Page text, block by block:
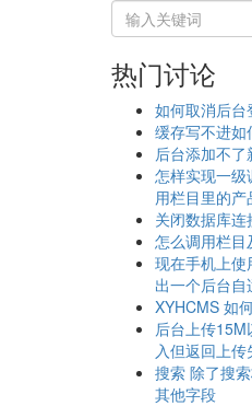
热门讨论
如何取消后台
缓存写不进如
后台添加不了
怎样实现一级
用栏目里的产
关闭数据库连
怎么调用栏目
现在手机上使
出一个后台
XYHCMS 如
后台上传15M
入但返回上
搜索 除了搜
其他字段